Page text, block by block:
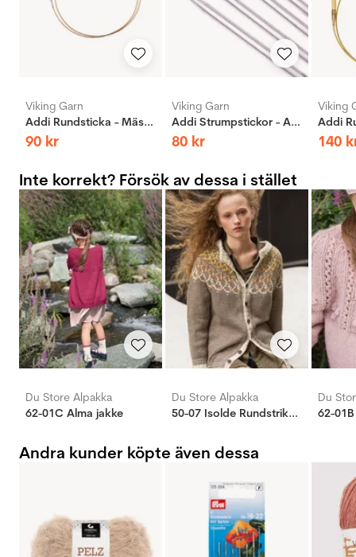
Viking Garn
Addi Rundsticka - Mässing
90 kr
Viking Garn
Addi Strumpstickor - Aluminium
80 kr
Viking
140
Inte korrekt? Försök av dessa i stället
Du Store Alpakka
62-01C Alma jakke
Du Store Alpakka
50-07 Isolde Rundstrikk Jakke
Du
62-
Andra kunder köpte även dessa